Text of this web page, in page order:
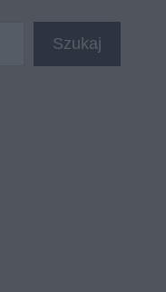
Szukaj